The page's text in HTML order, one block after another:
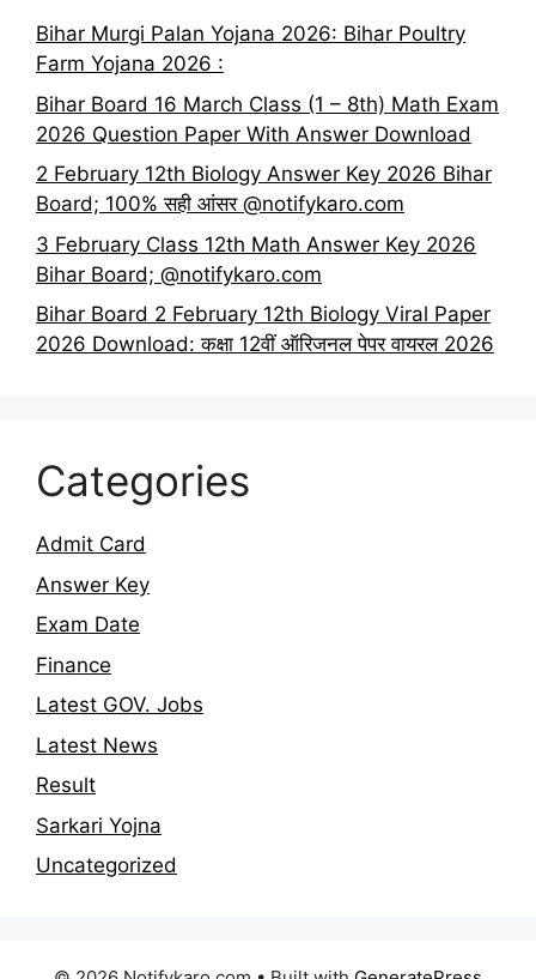
Bihar Murgi Palan Yojana 2026: Bihar Poultry
Farm Yojana 2026 :
Bihar Board 16 March Class (1 – 8th) Math Exam
2026 Question Paper With Answer Download
2 February 12th Biology Answer Key 2026 Bihar
Board; 100% सही आंसर @notifykaro.com
3 February Class 12th Math Answer Key 2026
Bihar Board; @notifykaro.com
Bihar Board 2 February 12th Biology Viral Paper
2026 Download: कक्षा 12वीं ऑरिजनल पेपर वायरल 2026
Categories
Admit Card
Answer Key
Exam Date
Finance
Latest GOV. Jobs
Latest News
Result
Sarkari Yojna
Uncategorized